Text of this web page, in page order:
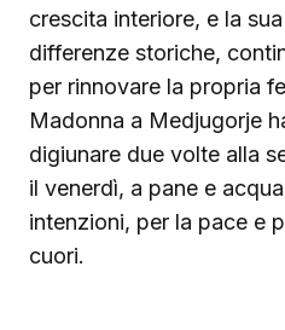
crescita interiore, e la
differenze storiche,
per rinnovare la propria
Madonna a Medjugorje
digiunare due volte alla
il venerdì, a pane e
intenzioni, per la pace e
cuori.